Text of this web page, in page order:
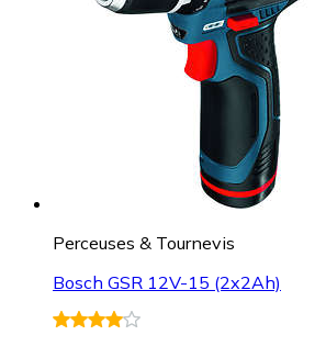
Perceuses & Tournevis
Bosch GSR 12V-15 (2x2Ah)